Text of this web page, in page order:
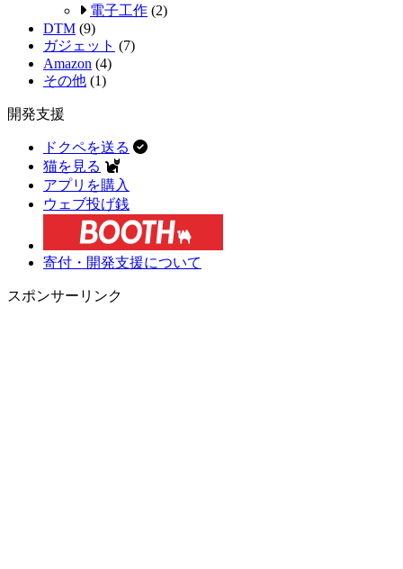
電子工作 (2)
DTM (9)
ガジェット (7)
Amazon (4)
その他 (1)
開発支援
ドクペを送る
猫を見る
アプリを購入
ウェブ投げ銭
寄付・開発支援について
スポンサーリンク